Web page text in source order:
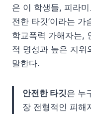
은 이 학생들, 피라
전한 타깃’이라는
학교폭력 가해자는,
적 명성과 높은 지위
말한다.
안전한 타깃은 누
장 전형적인 피해